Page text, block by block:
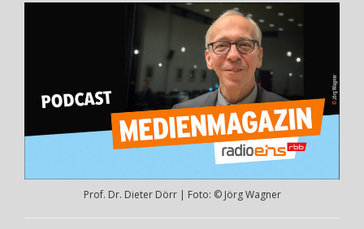
Prof. Dr. Dieter Dörr | Foto: © Jörg Wagner